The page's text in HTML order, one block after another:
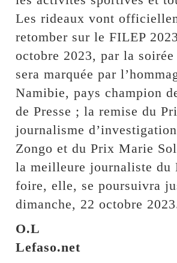
Les rideaux vont
retomber sur le FILEP
octobre 2023, par la
sera marquée par
Namibie, pays champion
de Presse ; la remise du
journalisme
Zongo et du Prix Marie
la meilleure journaliste du
foire, elle, se poursuivra
dimanche, 22 octobre
O.L
Lefaso.net